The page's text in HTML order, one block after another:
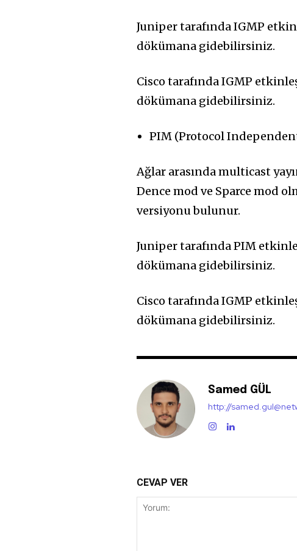
Juniper tarafında IGMP
dökümana gidebilirsiniz.
Cisco tarafında IGMP
dökümana gidebilirsiniz.
PIM (Protocol
Ağlar arasında multicast
Dence mod ve Sparce mod
versiyonu bulunur.
Juniper tarafında PIM
dökümana gidebilirsiniz.
Cisco tarafında IGMP
dökümana gidebilirsiniz.
Samed GÜL
http://
CEVAP VER